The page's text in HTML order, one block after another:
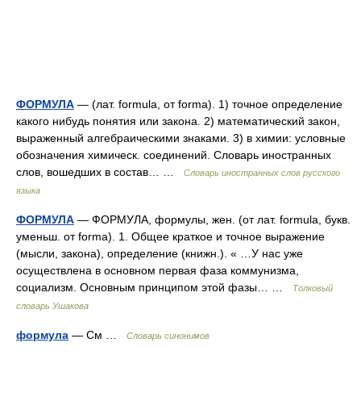
ФОРМУЛА — (лат. formula, от forma). 1) точное определение
какого нибудь понятия или закона. 2) математический закон,
выраженный алгебраическими знаками. 3) в химии: условные
обозначения химическ. соединений. Словарь иностранных
слов, вошедших в состав… …
Словарь иностранных слов русского
языка
ФОРМУЛА — ФОРМУЛА, формулы, жен. (от лат. formula, букв.
уменьш. от forma). 1. Общее краткое и точное выражение
(мысли, закона), определение (книжн.). « …У нас уже
осуществлена в основном первая фаза коммунизма,
социализм. Основным принципом этой фазы… …
Толковый
словарь Ушакова
формула — См … Словарь синонимов